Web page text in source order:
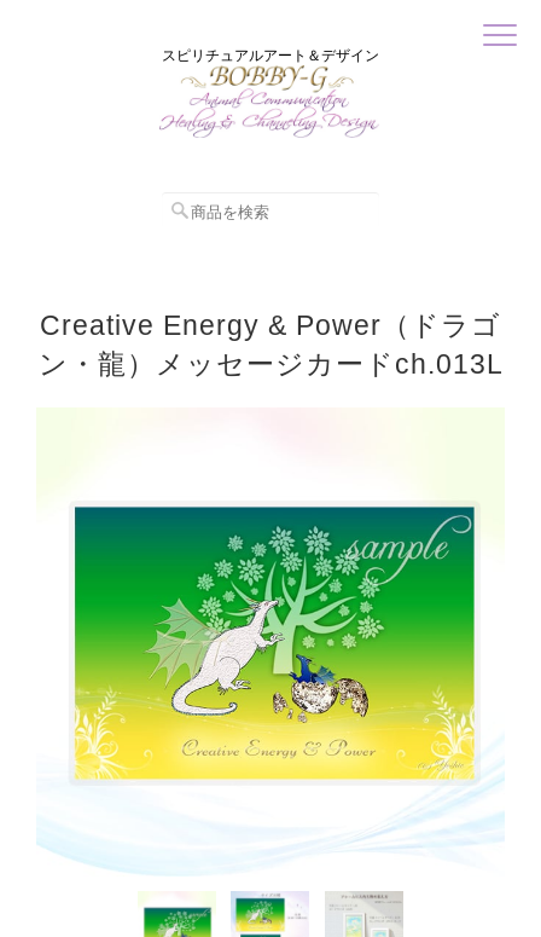
スピリチュアルアート＆デザイン
Creative Energy & Power（ドラゴ
ン・龍）メッセージカードch.013L